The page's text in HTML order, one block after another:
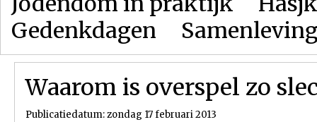
Gedenkdagen
Waarom is overspel zo
Publicatiedatum: zondag 17 februari 2013